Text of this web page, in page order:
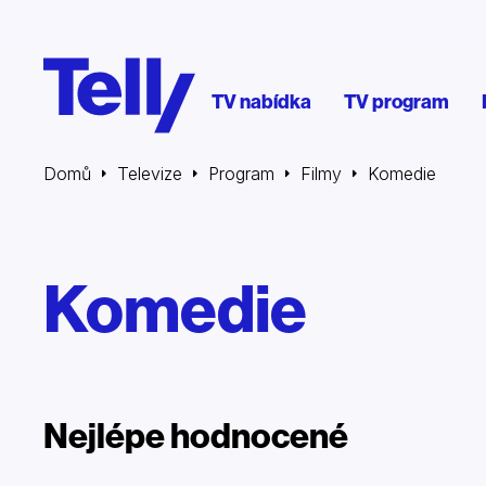
TV nabídka TV program
Domů Televize Program Filmy Komedie
Komedie
Nejlépe hodnocené